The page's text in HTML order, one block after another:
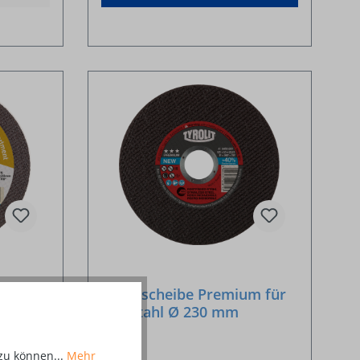
1,9 x
Trennscheibe Premium für
Edelstahl Ø 230 mm
können... Mehr